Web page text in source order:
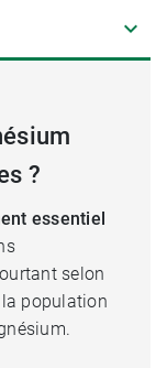
?
essentiel
selon
la population